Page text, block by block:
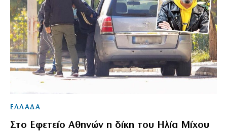
ΕΛΛΑΔΑ
Στο Εφετείο Αθηνών η δίκη του Ηλία Μίχου